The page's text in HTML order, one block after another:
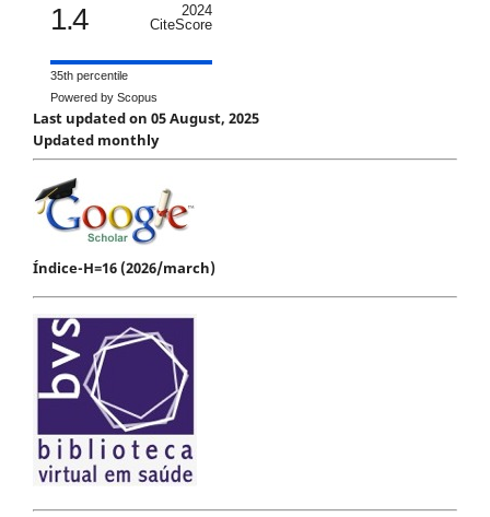
1.4
2024
CiteScore
35th percentile
Powered by Scopus
Last updated on 05 August, 2025
Updated monthly
Índice-H=16 (2026/march)